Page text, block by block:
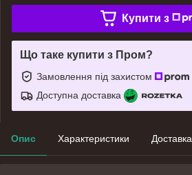
Купити з
Що таке купити з Пром?
Замовлення під захистом
Доступна доставка
Опис Характеристики Доставка